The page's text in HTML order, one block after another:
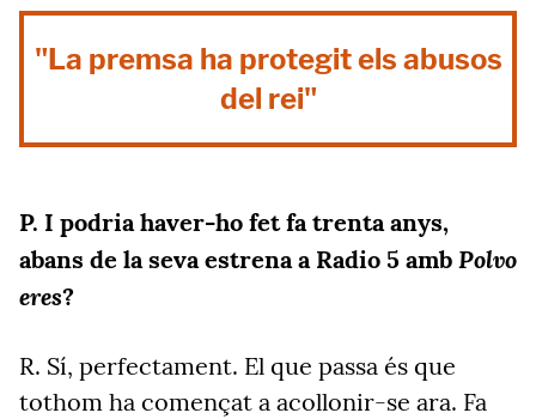
"La premsa ha protegit els abusos
del rei"
P. I podria haver-ho fet fa trenta anys,
abans de la seva estrena a Radio 5 amb Polvo
eres?
R. Sí, perfectament. El que passa és que
tothom ha començat a acollonir-se ara. Fa